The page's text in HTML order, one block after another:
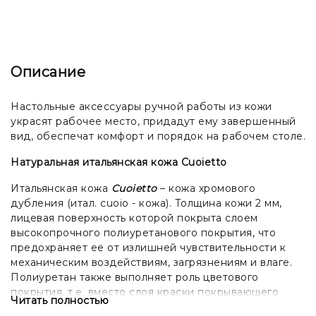
Описание
Настольные аксессуары ручной работы из кожи
украсят рабочее место, придадут ему завершенный
вид, обеспечат комфорт и порядок на рабочем столе.
Натуральная итальянская кожа Cuoietto
Итальянская кожа Cuoietto– кожа хромового
дубления (итал. cuoio - кожа). Толщина кожи 2 мм,
лицевая поверхность которой покрыта слоем
высокопрочного полиуретанового покрытия, что
предохраняет ее от излишней чувствительности к
механическим воздействиям, загрязнениям и влаге.
Полиуретан также выполняет роль цветового
покрытия, т.е. вместо слоя краски покрывающего
подавляющее большинство кож, используется слой
Читать полностью